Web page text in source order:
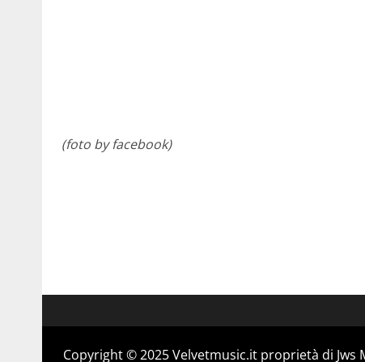
(foto by facebook)
Copyright © 2025 Velvetmusic.it proprietà di Jws